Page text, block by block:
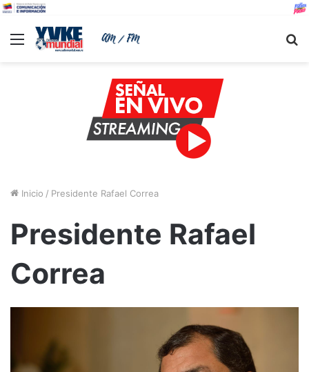
Menu
Inicio / Presidente Rafael Correa
Presidente Rafael
Correa